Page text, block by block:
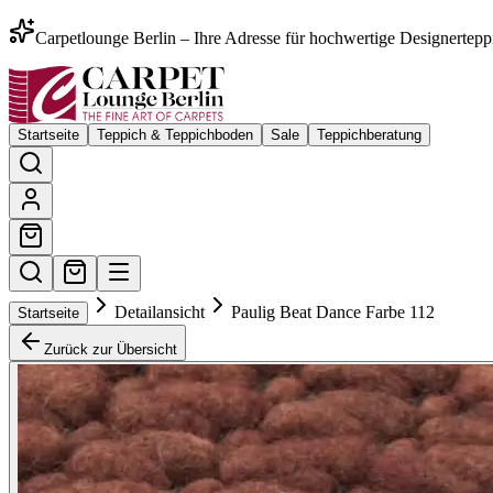
Carpetlounge Berlin – Ihre Adresse für hochwertige
Startseite Teppich & Teppichboden Sale Teppichberatung
Startseite Detailansicht Paulig Beat Dance Farbe 112
Zurück zur Übersicht